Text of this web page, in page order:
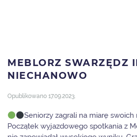
MEBLORZ SWARZĘDZ
NIECHANOWO
Opublikowano 17.09.2023.
Seniorzy zagrali na miarę
Początek wyjazdowego spotkania z